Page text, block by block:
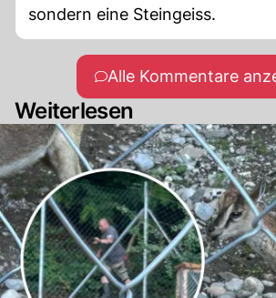
sondern eine Steingeiss.
Alle Kommentare
Weiterlesen